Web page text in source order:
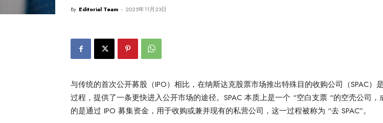
By Editorial Team - 2025年11月23日
与传统的首次公开募股（IPO）相比，在纳斯达克股票市场推出特殊目的收购公司（SPAC）
过程，提供了一条更快进入公开市场的途径。SPAC 本质上是一个 “空白支票 “的空壳公司，
的是通过 IPO 募集资金，用于收购或兼并现有的私营公司，这一过程被称为 “去 SPAC”。